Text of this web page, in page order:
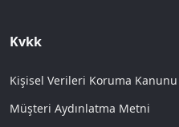
Kvkk
Kişisel Verileri Koruma Kanunu
Müşteri Aydınlatma Metni